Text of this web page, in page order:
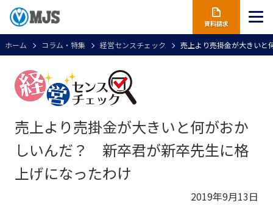
資料請求
ホーム コラム・特集 経営センスチェック 売上より売掛金が大きい
売上より売掛金が大きいと何がおか
しいんだ？ 新卒君が新卒先生に格
上げになったわけ
2019年9月13日